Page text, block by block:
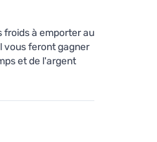
froids à emporter au
vous feront gagner
et de l'argent